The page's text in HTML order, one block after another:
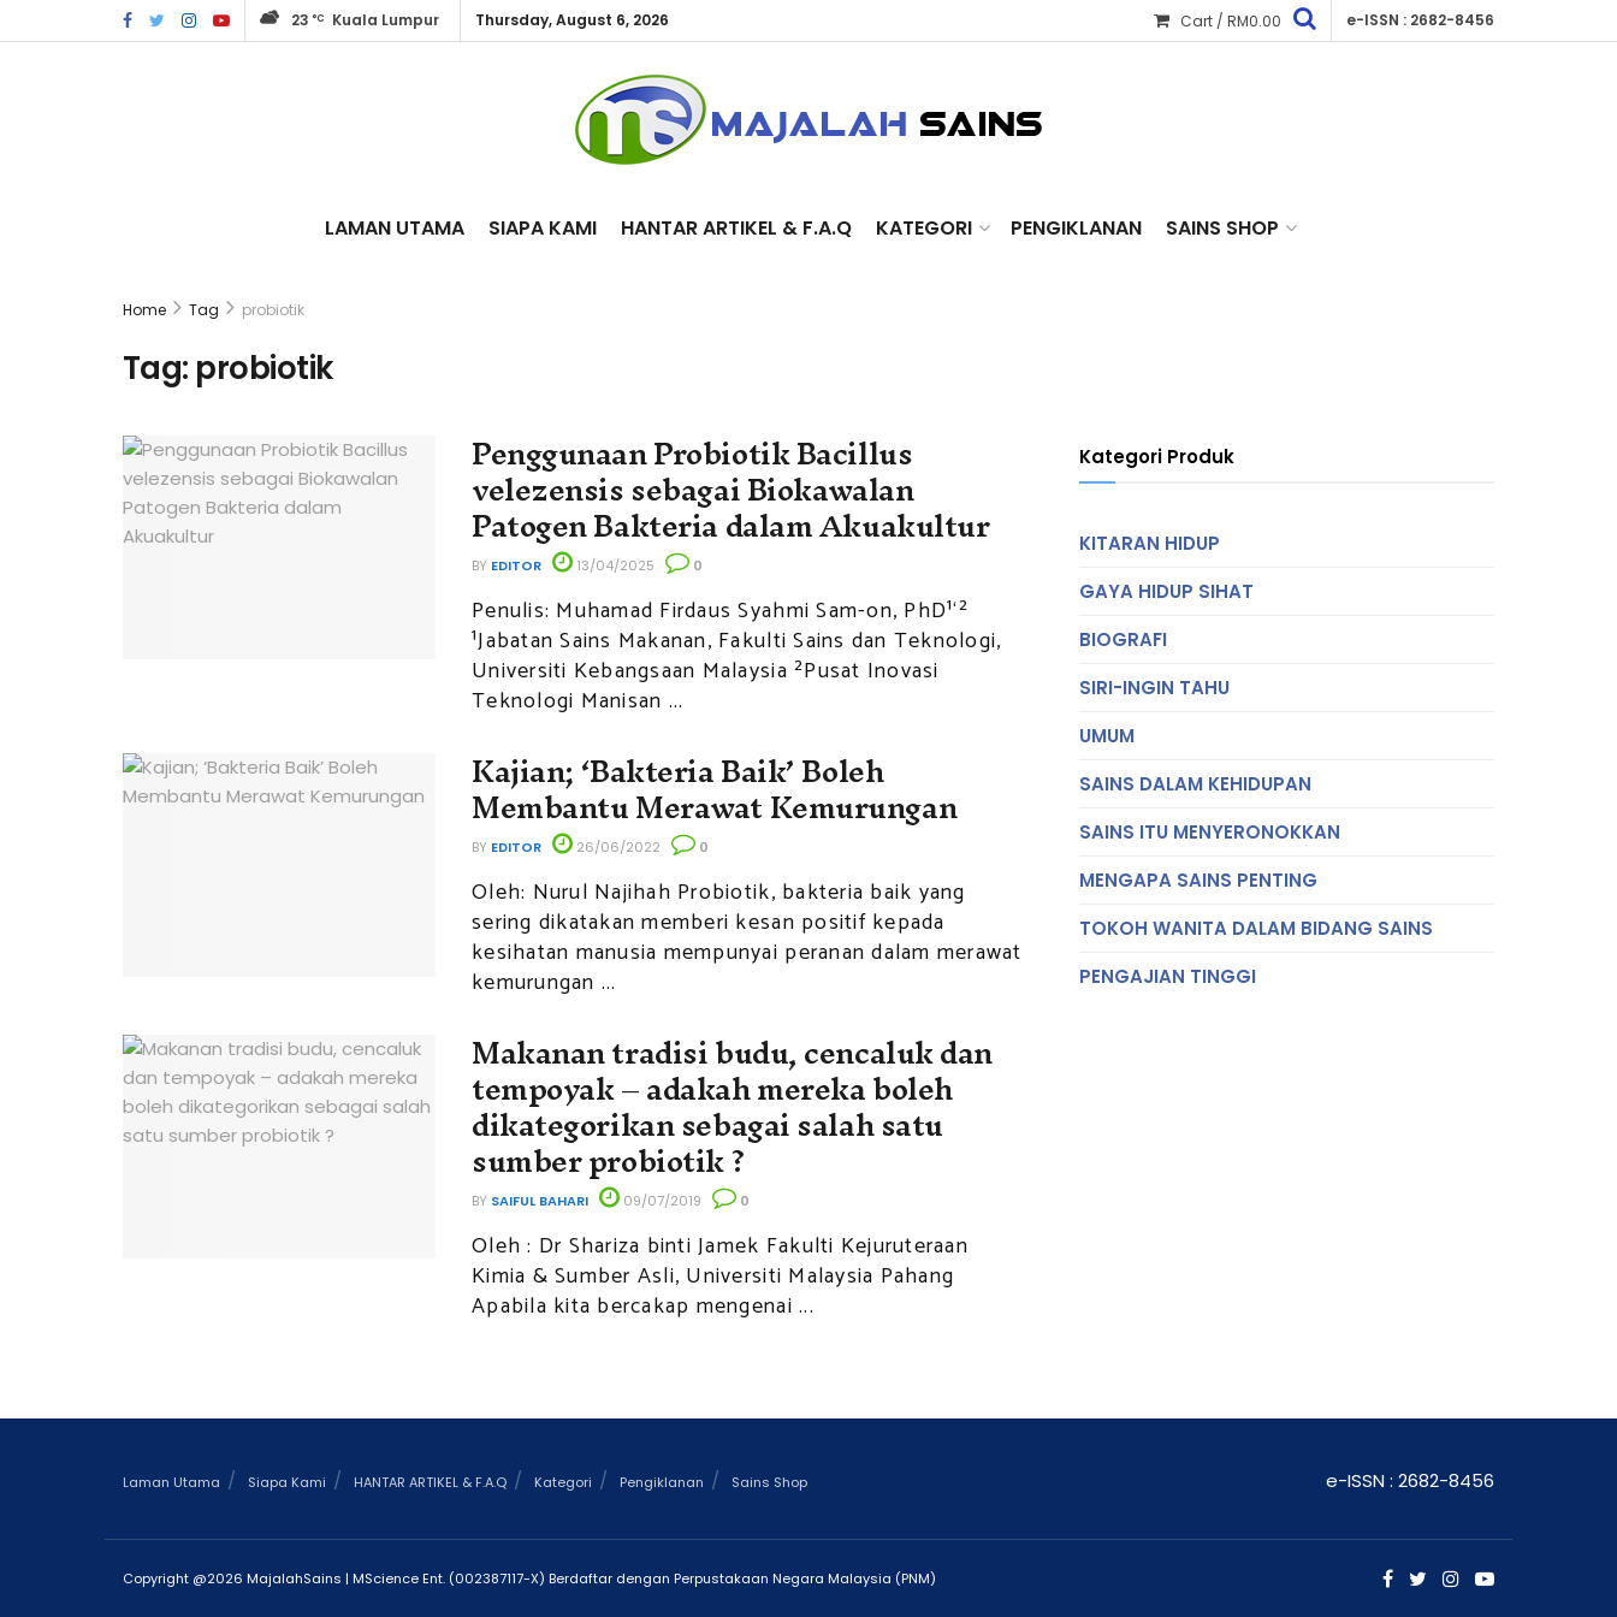
23 °C Kuala Lumpur Thursday, August 6, 2026 Cart / RM0.00 e-ISSN : 2682-8456
LAMAN UTAMA SIAPA KAMI HANTAR ARTIKEL & F.A.Q KATEGORI PENGIKLANAN SAINS SHOP
Home Tag probiotik
Tag: probiotik
Penggunaan Probiotik Bacillus
velezensis sebagai Biokawalan
Patogen Bakteria dalam Akuakultur
BY EDITOR 13/04/2025 0
Penulis: Muhamad Firdaus Syahmi Sam-on, PhD¹‘²
¹Jabatan Sains Makanan, Fakulti Sains dan Teknologi,
Universiti Kebangsaan Malaysia ²Pusat Inovasi
Teknologi Manisan ...
Kajian; ‘Bakteria Baik’ Boleh
Membantu Merawat Kemurungan
BY EDITOR 26/06/2022 0
Oleh: Nurul Najihah Probiotik, bakteria baik yang
sering dikatakan memberi kesan positif kepada
kesihatan manusia mempunyai peranan dalam merawat
kemurungan ...
Makanan tradisi budu, cencaluk dan
tempoyak – adakah mereka boleh
dikategorikan sebagai salah satu
sumber probiotik ?
BY SAIFUL BAHARI 09/07/2019 0
Oleh : Dr Shariza binti Jamek Fakulti Kejuruteraan
Kimia & Sumber Asli, Universiti Malaysia Pahang
Apabila kita bercakap mengenai ...
Kategori Produk
KITARAN HIDUP
GAYA HIDUP SIHAT
BIOGRAFI
SIRI-INGIN TAHU
UMUM
SAINS DALAM KEHIDUPAN
SAINS ITU MENYERONOKKAN
MENGAPA SAINS PENTING
TOKOH WANITA DALAM BIDANG SAINS
PENGAJIAN TINGGI
Laman Utama Siapa Kami HANTAR ARTIKEL & F.A.Q Kategori Pengiklanan Sains Shop e-ISSN : 2682-8456
Copyright @2026 MajalahSains | MScience Ent. (002387117-X) Berdaftar dengan Perpustakaan Negara Malaysia (PNM)